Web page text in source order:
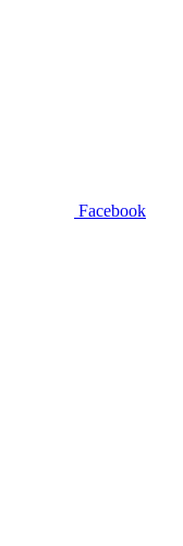
Facebook